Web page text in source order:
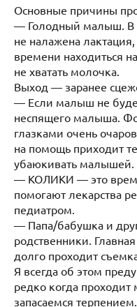
Основные причины
— Голодный малыш. В
не налажена
времени находиться
не хватать молочка.
Выход — заранее
— Если малыш не
неспящего малыша.
глазками очень
на помощь приходит
убаюкивать малышей.
— КОЛИКИ — это
помогают лекарства
педиатром.
— Папа/бабушка и
родственники.
долго проходит
Я всегда об этом
редко когда
запасаемся терпением.